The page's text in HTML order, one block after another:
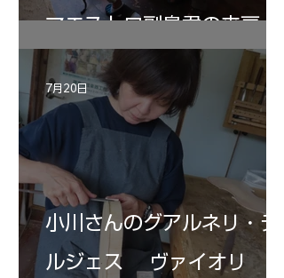
マエストロ副島君の来房
小川さんのグアルネリ・デ
ルジェス ヴァイオリ
7月20日